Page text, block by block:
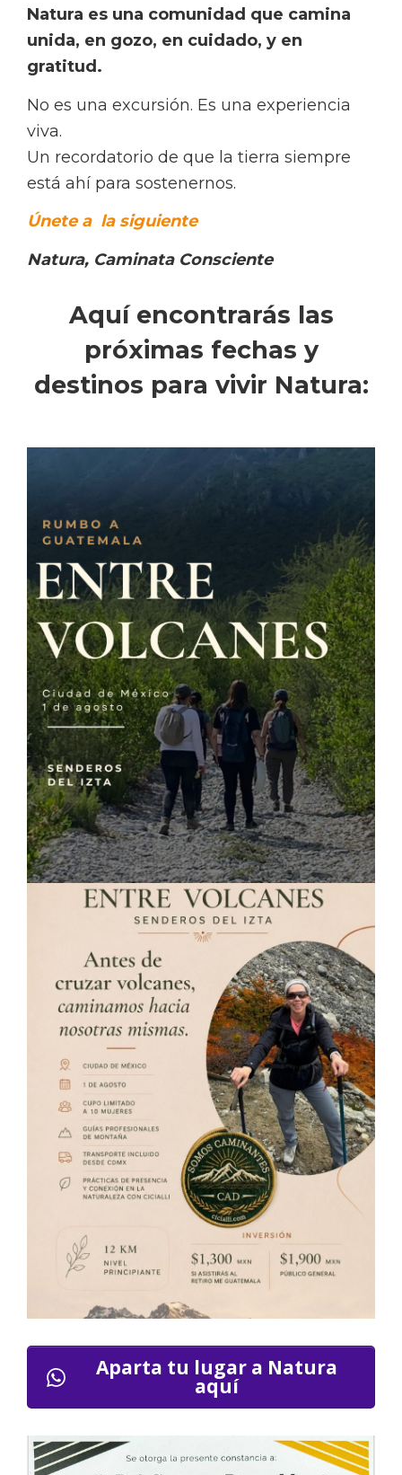
Natura es una comunidad que camina
unida, en gozo, en cuidado, y en
gratitud.
No es una excursión. Es una experiencia
viva.
Un recordatorio de que la tierra siempre
está ahí para sostenernos.
Únete a la siguiente
Natura, Caminata Consciente
Aquí encontrarás las
próximas fechas y
destinos para vivir Natura:
Aparta tu lugar a Natura
aquí